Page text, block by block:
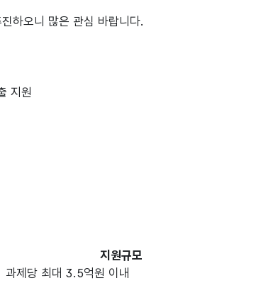
하오니 많은 관심 바랍니다.
지원
지원규모
과제당 최대 3.5억원 이내